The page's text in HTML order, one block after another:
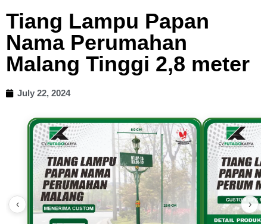
Tiang Lampu Papan
Nama Perumahan
Malang Tinggi 2,8 meter
July 22, 2024
‹ ›